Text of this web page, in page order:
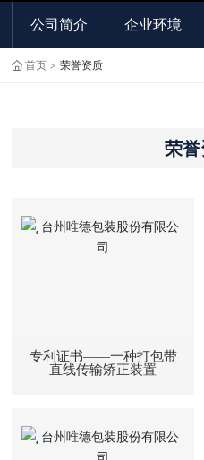
公司简介 企业环境
首页 荣誉资质
荣
专利证书——一种打包带
直线传输矫正装置